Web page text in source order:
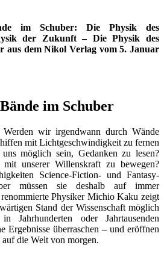
im Schuber: Die Physik des
der Zukunft – Die Physik des
aus dem Nikol Verlag vom 5. Januar
im Schuber
wir irgendwann durch Wände
mit Lichtgeschwindigkeit zu fernen
möglich sein, Gedanken zu lesen?
mit unserer Willenskraft zu bewegen?
Science-Fiction- und Fantasy-
müssen sie deshalb auf immer
Physiker Michio Kaku zeigt
Stand der Wissenschaft möglich
oder Jahrtausenden
Ergebnisse überraschen – und eröffnen
die Welt von morgen.